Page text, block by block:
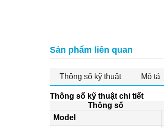
Sản phẩm liên quan
Thông số kỹ thuật Mô tả
Thông số kỹ thuật chi tiết
Thông số
Model